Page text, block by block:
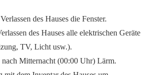
des Hauses die Fenster.
des Hauses alle elektrischen Geräte
TV, Licht usw.).
Mitternacht (00:00 Uhr) Lärm.